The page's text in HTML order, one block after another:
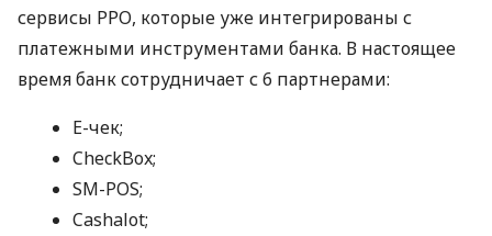
сервисы РРО, которые уже интегрированы с
платежными инструментами банка. В настоящее
время банк сотрудничает с 6 партнерами:
E-чек;
CheckBox;
SM-POS;
Cashalot;